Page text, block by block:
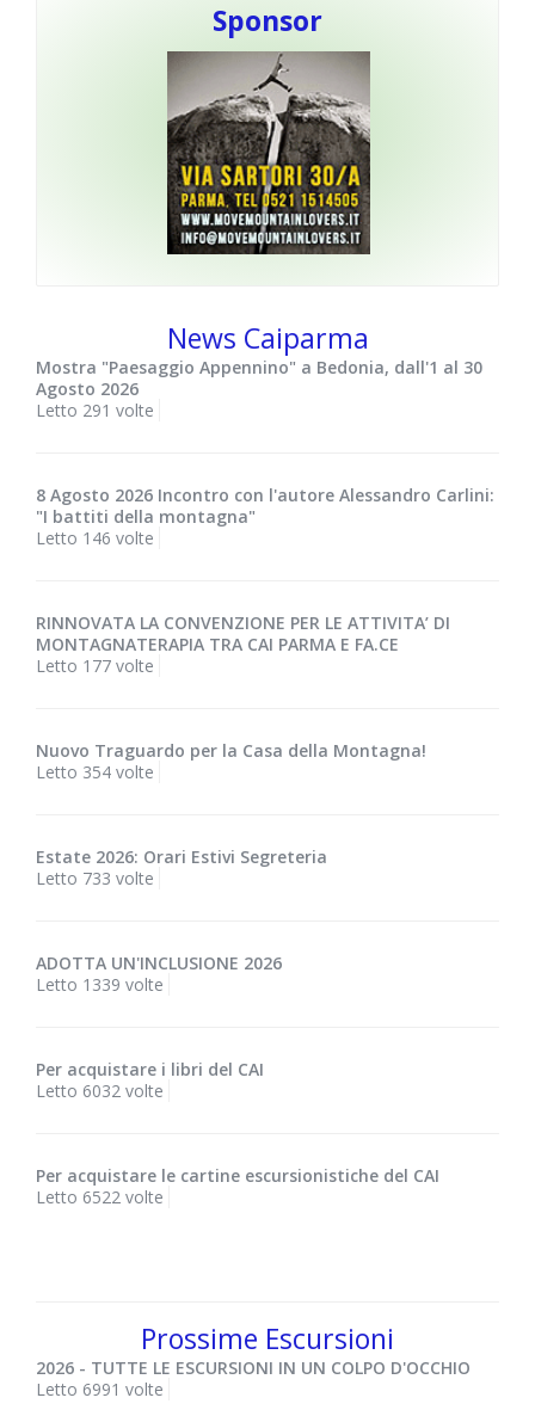
Sponsor
News Caiparma
Mostra "Paesaggio Appennino" a Bedonia, dall'1 al 30
Agosto 2026
Letto 291 volte
8 Agosto 2026 Incontro con l'autore Alessandro Carlini:
"I battiti della montagna"
Letto 146 volte
RINNOVATA LA CONVENZIONE PER LE ATTIVITA’ DI
MONTAGNATERAPIA TRA CAI PARMA E FA.CE
Letto 177 volte
Nuovo Traguardo per la Casa della Montagna!
Letto 354 volte
Estate 2026: Orari Estivi Segreteria
Letto 733 volte
ADOTTA UN'INCLUSIONE 2026
Letto 1339 volte
Per acquistare i libri del CAI
Letto 6032 volte
Per acquistare le cartine escursionistiche del CAI
Letto 6522 volte
Prossime Escursioni
2026 - TUTTE LE ESCURSIONI IN UN COLPO D'OCCHIO
Letto 6991 volte